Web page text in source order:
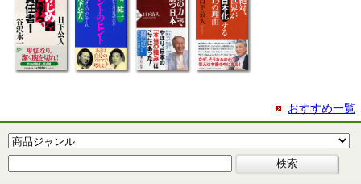
おすすめ一覧